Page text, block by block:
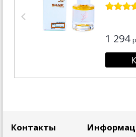
1 294
Контакты